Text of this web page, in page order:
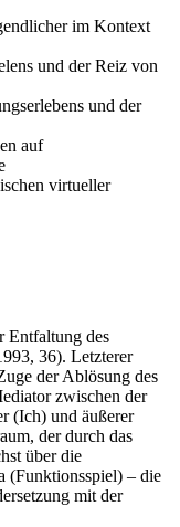
im Kontext
und der Reiz von
und der
auf
virtueller
Entfaltung des
36). Letzterer
der Ablösung des
zwischen der
(Ich) und äußerer
der durch das
über die
(Funktionsspiel) – die
mit der